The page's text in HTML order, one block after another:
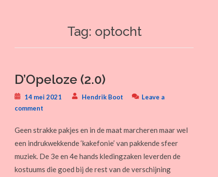
Tag: optocht
D’Opeloze (2.0)
14 mei 2021 Hendrik Boot
Leave a
comment
Geen strakke pakjes en in de maat marcheren maar wel
een indrukwekkende ‘kakefonie’ van pakkende sfeer
muziek. De 3e en 4e hands kledingzaken leverden de
kostuums die goed bij de rest van de verschijning